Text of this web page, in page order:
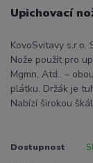
Upichovací
KovoSvitavy s.r.o.
Nože použít pro
Mgmn, Atd.. –
plátku. Držák je
Nabízí širokou
Dostupnost